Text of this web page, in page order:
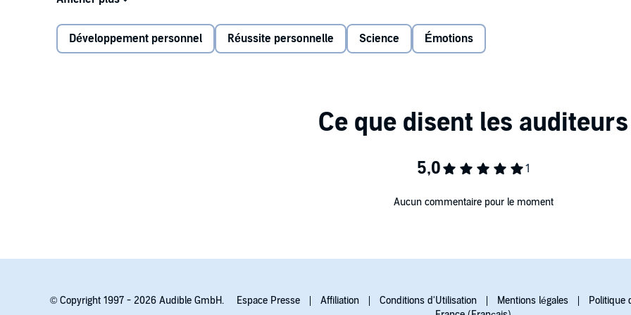
invitan a dejar de sobrevivir y empezar a vivir en este audiolibro narrado por ellos, demostrándonos que la
honestidad para observar nuestros pensamientos y nuestro organismo encierra las claves para disfrutar del
placer de vivir libres.
©2020 Editorial Planeta, S. A., Diana (P)2020 Editorial Planeta, S. A., Diana
Développement personnel Réussite personnelle Science Émotions
Aucun commentaire pour le moment
© Copyright 1997 - 2026 Audible GmbH. Espace Presse Affiliation Conditions d'Utilisation Mentions légales Politique